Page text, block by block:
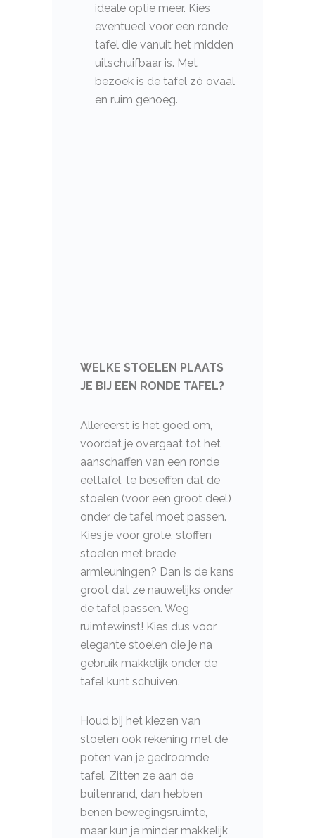
ideale optie meer. Kies
eventueel voor een ronde
tafel die vanuit het midden
uitschuifbaar is. Met
bezoek is de tafel zó ovaal
en ruim genoeg.
WELKE STOELEN PLAATS
JE BIJ EEN RONDE TAFEL?
Allereerst is het goed om,
voordat je overgaat tot het
aanschaffen van een ronde
eettafel, te beseffen dat de
stoelen (voor een groot deel)
onder de tafel moet passen.
Kies je voor grote, stoffen
stoelen met brede
armleuningen? Dan is de kans
groot dat ze nauwelijks onder
de tafel passen. Weg
ruimtewinst! Kies dus voor
elegante stoelen die je na
gebruik makkelijk onder de
tafel kunt schuiven.
Houd bij het kiezen van
stoelen ook rekening met de
poten van je gedroomde
tafel. Zitten ze aan de
buitenrand, dan hebben
benen bewegingsruimte,
maar kun je minder makkelijk